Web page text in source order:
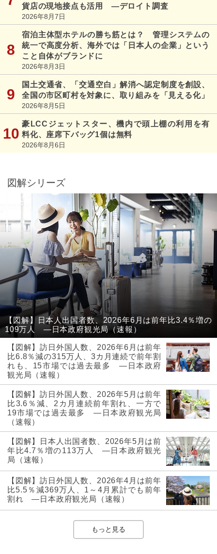
貨店の現地接点も活用 ―デロイト調査
2026年8月7日
宿泊主体型ホテルの勝ち筋とは？ 管理システムの
統一で高度分析、海外では「日本人の企業」という
こと自体がブランドに
2026年8月3日
国土交通省、「交通空白」解消へ認定制度を創設、
全国の市区町村を対象に、取り組みを「見える化」
2026年8月5日
豪LCCジェットスター、機内で頭上棚の利用を有
料化、座席下バッグ1個は無料
2026年8月6日
図解シリーズ
【図解】日本人出国者数、2026年6月は前年比3.4％増の
109万人 ―日本政府観光局（速報）
【図解】訪日外国人数、2026年6月は前年
比6.8％減の315万人、3カ月連続で前年割
れも、15市場では過去最多 ―日本政府
観光局（速報）
【図解】訪日外国人数、2026年5月は前年
比3.6％減、2カ月連続前年割れ、一方で
19市場では過去最多 ―日本政府観光局
（速報）
【図解】日本人出国者数、2026年5月は前
年比4.7％増の113万人 ―日本政府観光
局（速報）
【図解】訪日外国人数、2026年4月は前年
比5.5％減369万人、1～4月累計でも前年
割れ ―日本政府観光局（速報）
もっと見る